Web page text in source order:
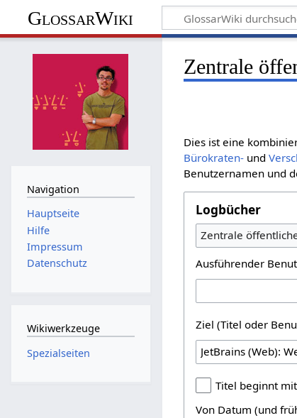
GlossarWiki
Zentrale
Dies ist eine
Bürokraten- und
Benutzernamen und
Logbücher
Zentrale
Ausführender
Ziel (Titel oder
Titel beginnt
Von Datum (und
Navigation
Hauptseite
Hilfe
Impressum
Datenschutz
Wikiwerkzeuge
Spezialseiten